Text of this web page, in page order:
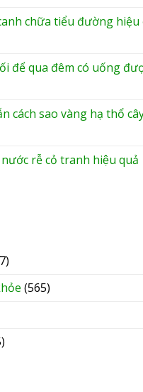
chữa tiểu đường hiệu
để qua đêm có uống
cách sao vàng hạ thổ
rễ cỏ tranh hiệu quả
(565)